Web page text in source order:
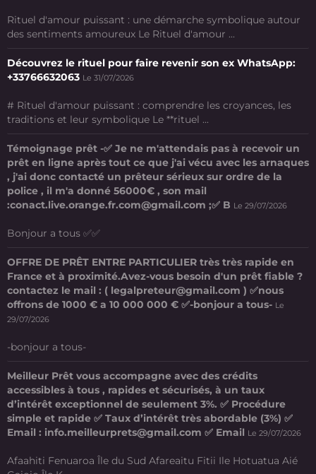
Rituel d'amour puissant : une démarche symbolique autour
des sentiments amoureux Le Rituel d'amour ...
Découvrez le rituel pour faire revenir son ex WhatsApp:
+33766632063 Le 31/07/2026
# Rituel d'amour puissant : comprendre les croyances, les
traditions et leur symbolique Le **rituel ...
Témoignage prêt -✅ Je ne m'attendais pas à recevoir un
prêt en ligne après tout ce que j'ai vécu avec les arnaques
, j'ai donc contacté un prêteur sérieux sur ordre de la
police , il m'a donné 56000€ , son mail
:conact.live.orange.fr.com@gmail.com ;✅ B Le 29/07/2026
Bonjour a tous ✅✅
OFFRE DE PRÊT ENTRE PARTICULIER très très rapide en
France et à proximité.Avez-vous besoin d'un prêt fiable ?
contactez le mail : ( legalpreteur@gmail.com ) ✅nous
offrons de 1000 € a 10 000 000 € ✅-bonjour a tous- Le
29/07/2026
-bonjour a tous-
Meilleur Prêt vous accompagne avec des crédits
accessibles à tous , rapides et sécurisés, à un taux
d’intérêt exceptionnel de seulement 3%. ✅ Procédure
simple et rapide ✅ Taux d’intérêt très abordable (3%) ✅
Email : info.meilleurprets@gmail.com ✅ Email Le 29/07/2026
Afaahiti Fenuaroa Île du Sud Afareaitu Fitii Ile Hotuatua Aié